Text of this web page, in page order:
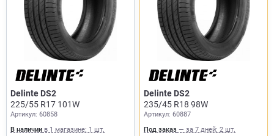
Delinte DS2
225/55 R17 101W
Артикул: 60858
В наличии в 1 магазине: 1 шт.
Delinte DS2
235/45 R18 98W
Артикул: 60887
Под заказ — за 7 дней: 2 шт.